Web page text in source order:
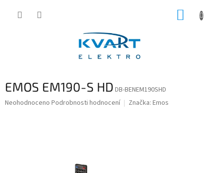
EMOS EM190-S HD DB-BENEM190SHD
Průměrné
Neohodnoceno Podrobnosti hodnocení Značka: Emos